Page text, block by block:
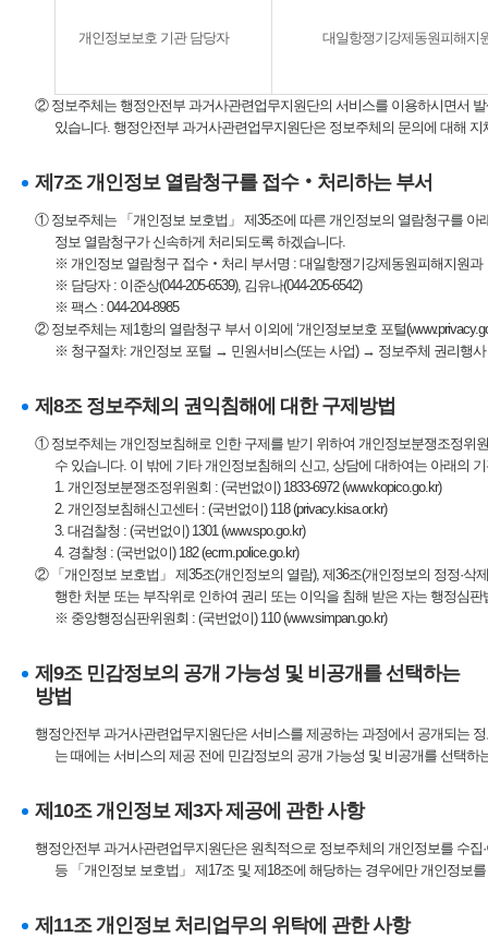
개인정보보호 기관 담당자 대일항쟁기강제동원피해지
② 정보주체는 행정안전부 과거사관련업무지원단의 서비스를 이용하시면서
있습니다. 행정안전부 과거사관련업무지원단은 정보주체의 문의에 대해
제7조 개인정보 열람청구를 접수‧처리하는 부서
① 정보주체는 「개인정보 보호법」 제35조에 따른 개인정보의 열람청구를
정보 열람청구가 신속하게 처리되도록 하겠습니다.
※ 개인정보 열람청구 접수‧처리 부서명 : 대일항쟁기강제동원피해지원과
※ 담당자 : 이준상(044-205-6539), 김유나(044-205-6542)
※ 팩스 : 044-204-8985
② 정보주체는 제1항의 열람청구 부서 이외에 ‘개인정보보호 포털
※ 청구절차: 개인정보 포털 → 민원서비스(또는 사업) → 정보주체 권리행
제8조 정보주체의 권익침해에 대한 구제방법
① 정보주체는 개인정보침해로 인한 구제를 받기 위하여 개인정보분쟁조정위
수 있습니다. 이 밖에 기타 개인정보침해의 신고, 상담에 대하여는 아래의
1. 개인정보분쟁조정위원회 : (국번없이) 1833-6972 (www.kopico.go.kr)
2. 개인정보침해신고센터 : (국번없이) 118 (privacy.kisa.or.kr)
3. 대검찰청 : (국번없이) 1301 (www.spo.go.kr)
4. 경찰청 : (국번없이) 182 (ecrm.police.go.kr)
② 「개인정보 보호법」 제35조(개인정보의 열람), 제36조(개인정보의 정정·
행한 처분 또는 부작위로 인하여 권리 또는 이익을 침해 받은 자는 행정심
※ 중앙행정심판위원회 : (국번없이) 110 (www.simpan.go.kr)
제9조 민감정보의 공개 가능성 및 비공개를 선택하는
방법
행정안전부 과거사관련업무지원단은 서비스를 제공하는 과정에서 공개되는
는 때에는 서비스의 제공 전에 민감정보의 공개 가능성 및 비공개를 선택
제10조 개인정보 제3자 제공에 관한 사항
행정안전부 과거사관련업무지원단은 원칙적으로 정보주체의 개인정보를 수
등 「개인정보 보호법」 제17조 및 제18조에 해당하는 경우에만 개인정보
제11조 개인정보 처리업무의 위탁에 관한 사항